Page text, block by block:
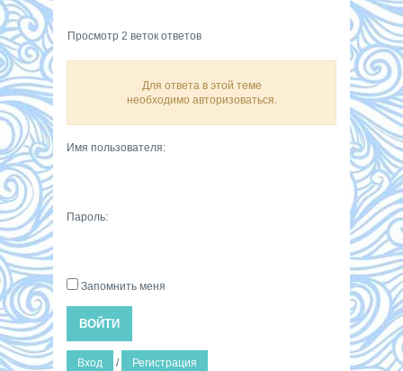
Просмотр 2 веток ответов
Для ответа в этой теме
необходимо авторизоваться.
Имя пользователя:
Пароль:
Запомнить меня
ВОЙТИ
Вход / Регистрация